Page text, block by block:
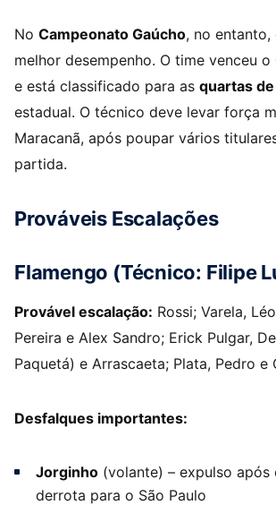
No Campeonato Gaúcho, no
melhor desempenho. O time venceu o
e está classificado para as quartas
estadual. O técnico deve levar força
Maracanã, após poupar vários
partida.
Prováveis Escalações
Flamengo (Técnico: Filipe
Provável escalação: Rossi; Varela,
Pereira e Alex Sandro; Erick Pulgar,
Paquetá) e Arrascaeta; Plata, Pedro e
Desfalques importantes:
Jorginho (volante) – expulso
derrota para o São Paulo